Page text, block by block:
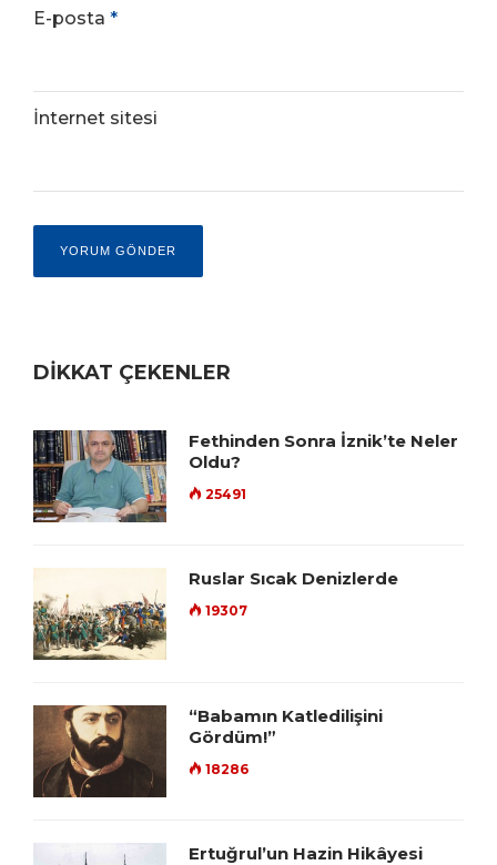
E-posta *
İnternet sitesi
DİKKAT ÇEKENLER
Fethinden Sonra İznik’te Neler
Oldu?
25491
Ruslar Sıcak Denizlerde
19307
“Babamın Katledilişini
Gördüm!”
18286
Ertuğrul’un Hazin Hikâyesi